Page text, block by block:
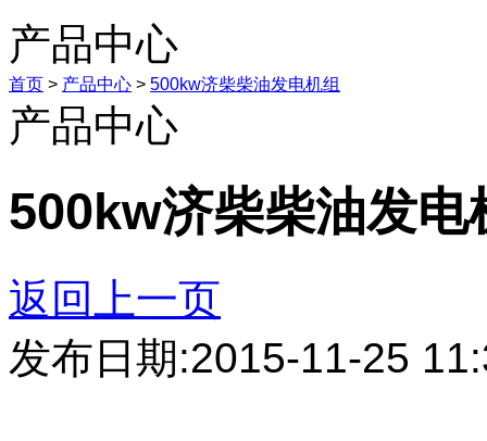
产品中心
首页 > 产品中心 > 500kw济柴柴油发电机组
产品中心
500kw济柴柴油发电
返回上一页
发布日期:2015-11-25